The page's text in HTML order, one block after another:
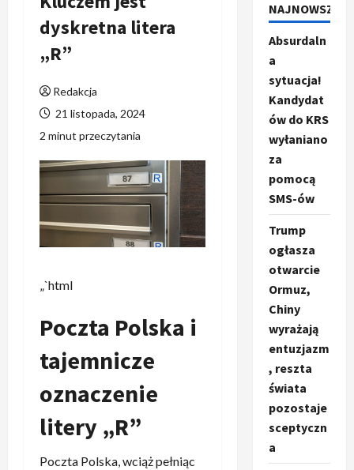
dyskretna litera
„R”
Redakcja
21 listopada, 2024
2 minut przeczytania
„`html
Poczta Polska i
tajemnicze
oznaczenie
litery „R”
Poczta Polska, wciąż pełniąc
NAJNOWSZE
Absurdaln
a
sytuacja!
Kandydat
ów do KRS
wyłaniano
za
pomocą
SMS-ów
Trump
ogłasza
otwarcie
Ormuz,
Chiny
wyrażają
entuzjazm
, reszta
świata
pozostaje
sceptyczn
a